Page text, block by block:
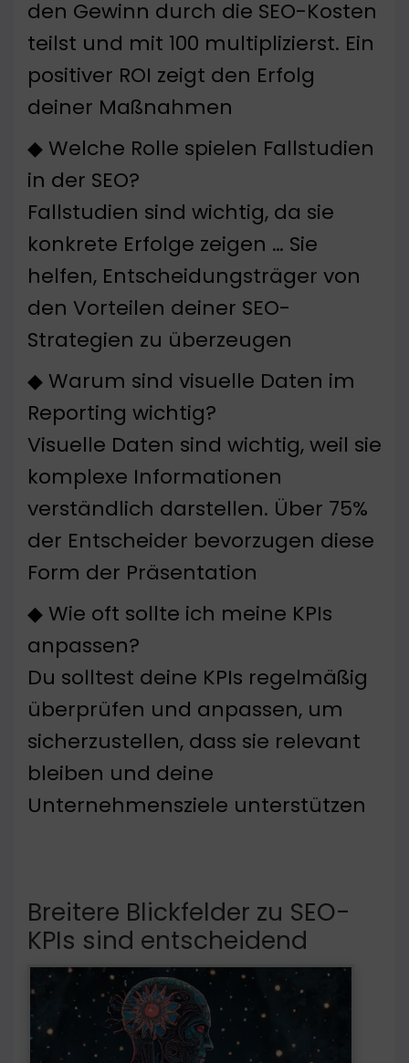
den Gewinn durch die SEO-Kosten
teilst und mit 100 multiplizierst. Ein
positiver ROI zeigt den Erfolg
deiner Maßnahmen
◆ Welche Rolle spielen Fallstudien
in der SEO?
Fallstudien sind wichtig, da sie
konkrete Erfolge zeigen … Sie
helfen, Entscheidungsträger von
den Vorteilen deiner SEO-
Strategien zu überzeugen
◆ Warum sind visuelle Daten im
Reporting wichtig?
Visuelle Daten sind wichtig, weil sie
komplexe Informationen
verständlich darstellen. Über 75%
der Entscheider bevorzugen diese
Form der Präsentation
◆ Wie oft sollte ich meine KPIs
anpassen?
Du solltest deine KPIs regelmäßig
überprüfen und anpassen, um
sicherzustellen, dass sie relevant
bleiben und deine
Unternehmensziele unterstützen
Breitere Blickfelder zu SEO-
KPIs sind entscheidend